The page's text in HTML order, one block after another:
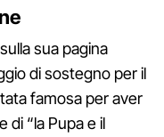
sua pagina
di sostegno per il
famosa per aver
di “la Pupa e il